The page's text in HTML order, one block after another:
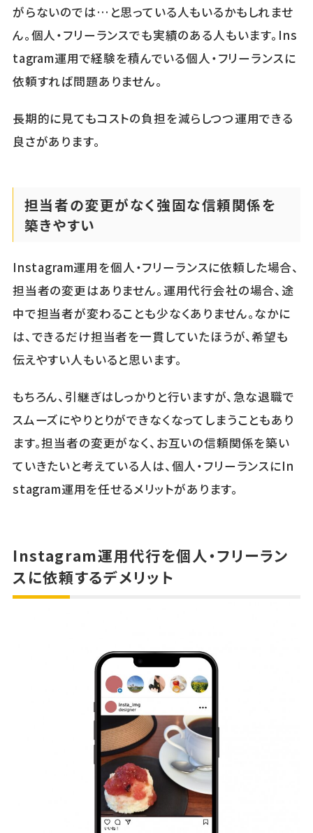
がらないのでは…と思っている人もいるかもしれませ
ん。個人・フリーランスでも実績のある人もいます。Ins
tagram運用で経験を積んでいる個人・フリーランスに
依頼すれば問題ありません。
長期的に見てもコストの負担を減らしつつ運用できる
良さがあります。
担当者の変更がなく強固な信頼関係を
築きやすい
Instagram運用を個人・フリーランスに依頼した場合、
担当者の変更はありません。運用代行会社の場合、途
中で担当者が変わることも少なくありません。なかに
は、できるだけ担当者を一貫していたほうが、希望も
伝えやすい人もいると思います。
もちろん、引継ぎはしっかりと行いますが、急な退職で
スムーズにやりとりができなくなってしまうこともあり
ます。担当者の変更がなく、お互いの信頼関係を築い
ていきたいと考えている人は、個人・フリーランスにIn
stagram運用を任せるメリットがあります。
Instagram運用代行を個人・フリーラン
スに依頼するデメリット